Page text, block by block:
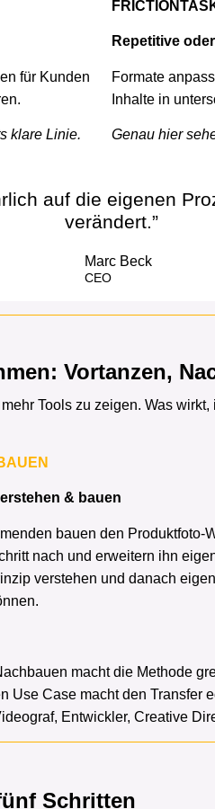
für Kunden
klare Linie.
Repetitive
Formate
Inhalte in
Genau hier
auf die eigenen
verändert.”
Marc Beck
CEO
Vortanzen,
Tools zu zeigen. Was
& bauen
bauen den Produktfoto-
nach und erweitern ihn
verstehen und danach
macht die Methode
Use Case macht den Transfer
Entwickler, Creative
Schritten